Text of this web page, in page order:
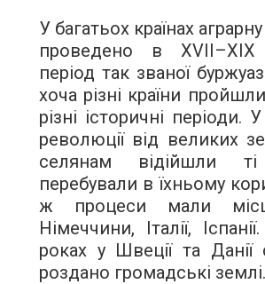
У багатьох країнах
проведено в XVII–XIX
період так званої
хоча різні країни
різні історичні періоди.
революції від великих
селянам відійшли
перебували в їхньому
ж процеси мали
Німеччини, Італії,
роках у Швеції та
роздано громадські землі.